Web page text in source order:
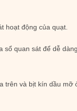
hoạt động của quạt.
quan sát để dễ
trên và bịt kín dầu mỡ